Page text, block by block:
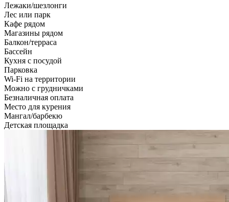
Лежаки/шезлонги
Лес или парк
Кафе рядом
Магазины рядом
Балкон/терраса
Бассейн
Кухня с посудой
Парковка
Wi-Fi на территории
Можно с грудничками
Безналичная оплата
Место для курения
Мангал/барбекю
Детская площадка